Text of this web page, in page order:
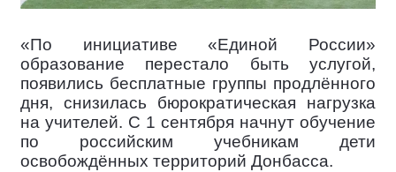
«По инициативе «Единой России»
образование перестало быть услугой,
появились бесплатные группы продлённого
дня, снизилась бюрократическая нагрузка
на учителей. С 1 сентября начнут обучение
по российским учебникам дети
освобождённых территорий Донбасса.